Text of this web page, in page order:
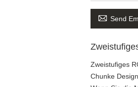
 Send
Zweistufiges
Chunke